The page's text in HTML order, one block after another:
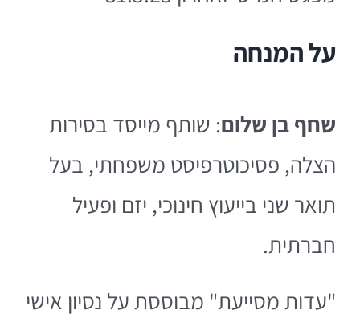
על המנחה
שחף בן שלום: שותף מייסד בסירות
הצלה, פסיכוטרפיסט משפחתי, בעל
תואר שני בייעוץ חינוכי, יזם ופעיל
חברתית.
"עדות מסייעת" מבוססת על נסיון אישי